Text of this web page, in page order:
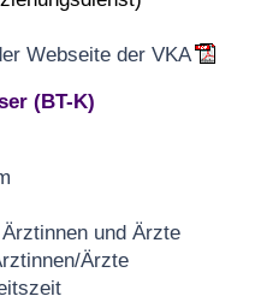
Webseite der VKA
(BT-K)
und Ärzte
Ärzte